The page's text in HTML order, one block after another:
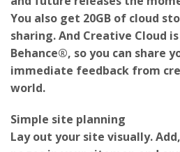
You also get 20GB of cloud
sharing. And Creative Cloud
Behance®, so you can share
immediate feedback from
world.
Lay out your site visually.
pages in your sitemap and